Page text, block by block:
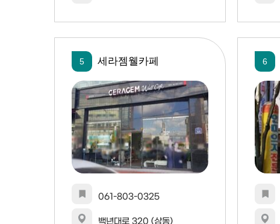
5 세라젬웰카페
061-803-0325
백년대로 320 (상동)
6